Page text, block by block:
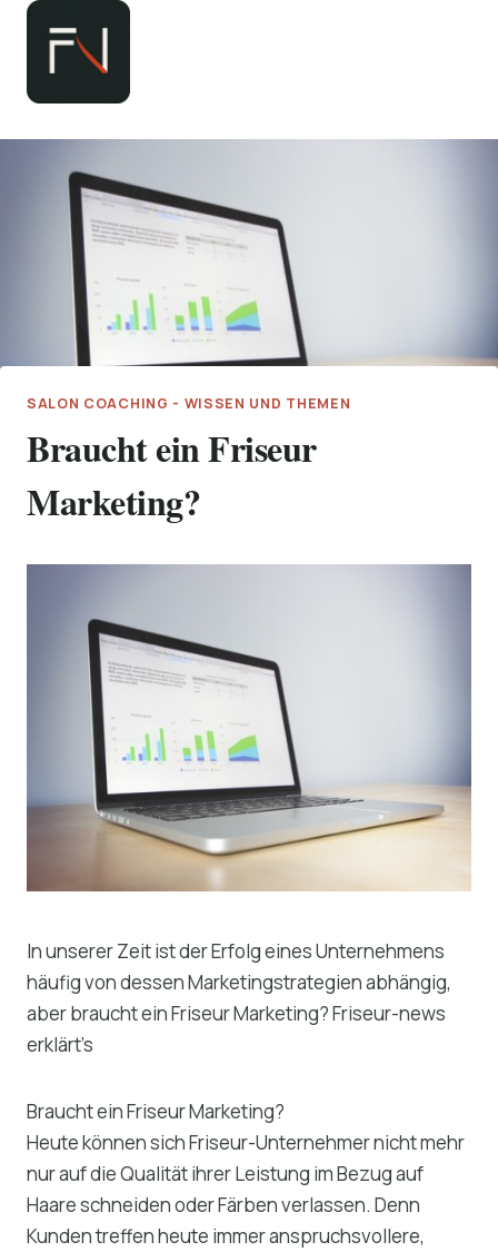
Zum
springen
SALON COACHING - WISSEN UND THEMEN
Braucht ein Friseur
Marketing?
In unserer Zeit ist der Erfolg eines Unternehmens
häufig von dessen Marketingstrategien abhängig,
aber braucht ein Friseur Marketing? Friseur-news
erklärt’s
Braucht ein Friseur Marketing?
Heute können sich Friseur-Unternehmer nicht mehr
nur auf die Qualität ihrer Leistung im Bezug auf
Haare schneiden oder Färben verlassen. Denn
Kunden treffen heute immer anspruchsvollere,